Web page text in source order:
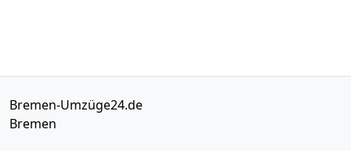
Bremen-Umzüge24.de
Bremen